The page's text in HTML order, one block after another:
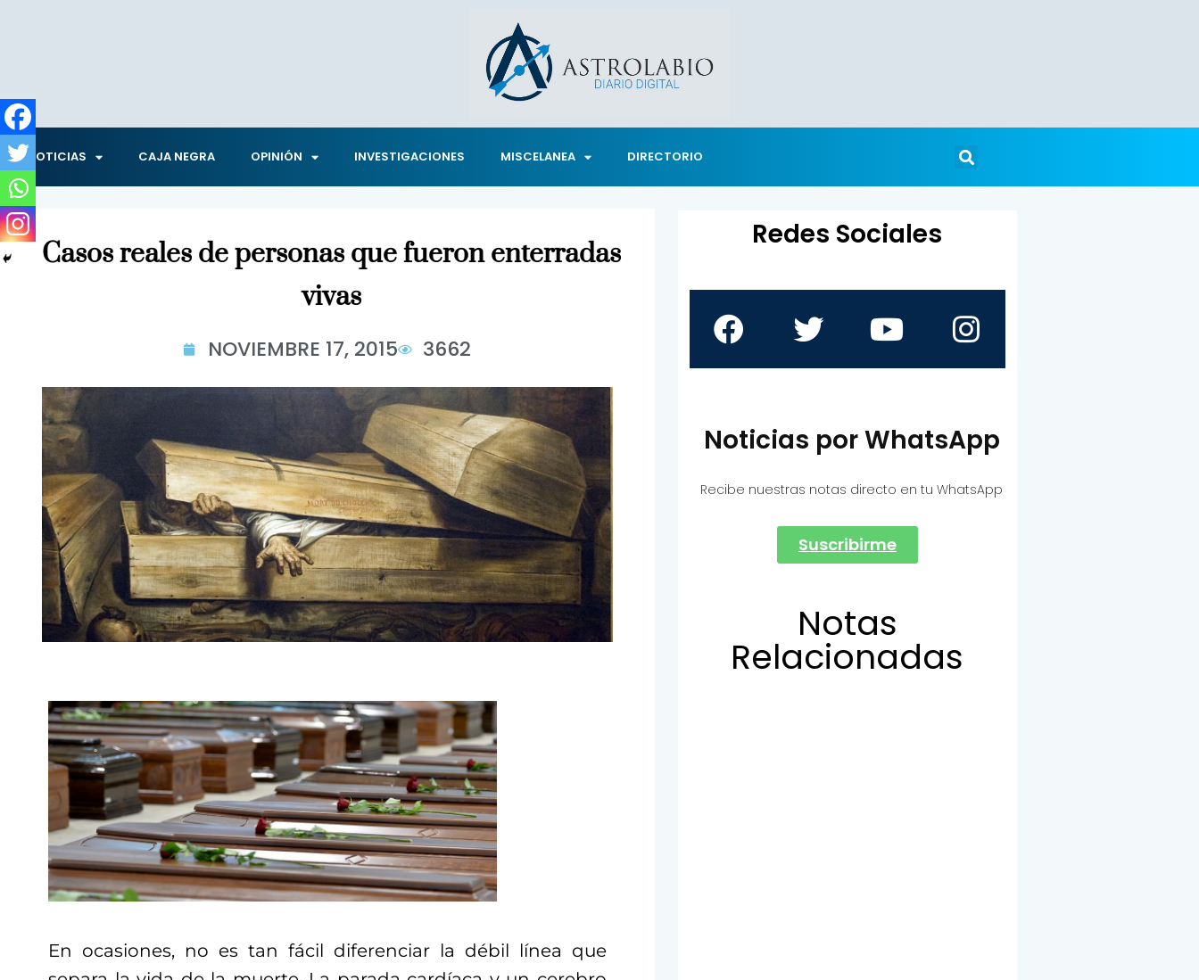
NOTICIAS CAJA NEGRA OPINIÓN INVESTIGACIONES MISCELANEA DIRECTORIO
Casos reales de personas que fueron enterradas
vivas
NOVIEMBRE 17, 2015 3662
En ocasiones, no es tan fácil diferenciar la débil línea que
Redes Sociales
Noticias por WhatsApp
Recibe nuestras notas directo en tu WhatsApp
Suscribirme
Notas
Relacionadas